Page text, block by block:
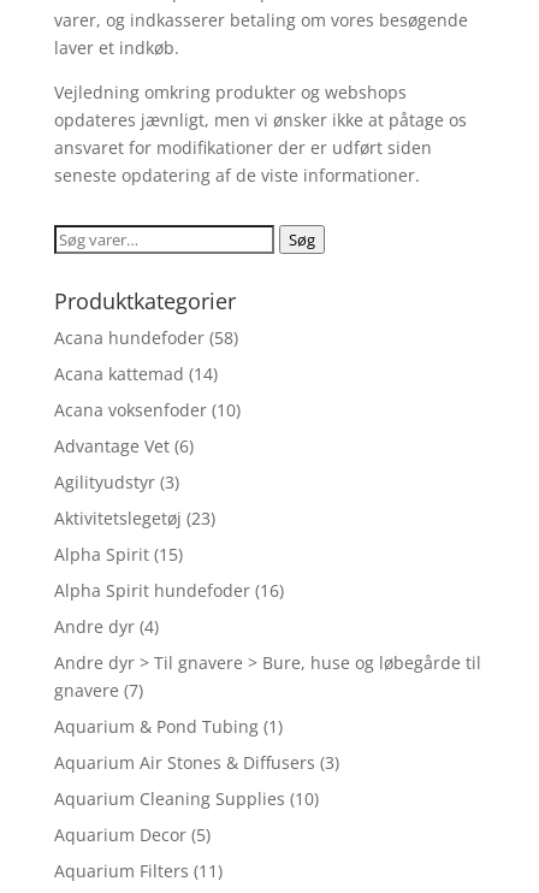
varer, og indkasserer betaling om vores besøgende
laver et indkøb.
Vejledning omkring produkter og webshops
opdateres jævnligt, men vi ønsker ikke at påtage os
ansvaret for modifikationer der er udført siden
seneste opdatering af de viste informationer.
Søg
Søg
Produktkategorier
Acana hundefoder (58)
Acana kattemad (14)
Acana voksenfoder (10)
Advantage Vet (6)
Agilityudstyr (3)
Aktivitetslegetøj (23)
Alpha Spirit (15)
Alpha Spirit hundefoder (16)
Andre dyr (4)
Andre dyr > Til gnavere > Bure, huse og løbegårde til
gnavere (7)
Aquarium & Pond Tubing (1)
Aquarium Air Stones & Diffusers (3)
Aquarium Cleaning Supplies (10)
Aquarium Decor (5)
Aquarium Filters (11)